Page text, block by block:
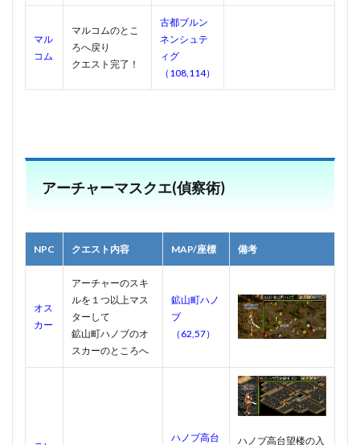
マル
コム
マルコムのとこ
ろへ戻り
クエスト完了！
古都ブルン
ネンシュテ
ィグ
（108,114）
アーチャーマスクエ(偵察術)
NPC クエスト内容 MAP/座標 備考
オス
カー
アーチャーのスキ
ルを１つ以上マス
ターして
鉱山町ハノブのオ
スカーのところへ
鉱山町ハノ
ブ
（62,57）
ハノブ高台
ハノブ高台望楼の入